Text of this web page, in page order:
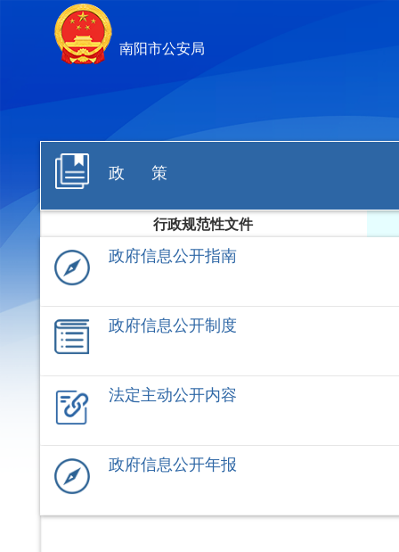
南阳市公安局
政 策
行政规范性文件
政府信息公开指南
政府信息公开制度
法定主动公开内容
政府信息公开年报